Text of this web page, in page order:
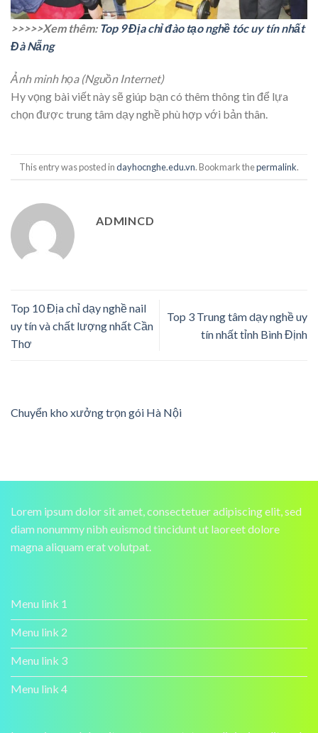
>>>>>Xem thêm: Top 9 Địa chỉ đào tạo nghề tóc uy tín nhất
Đà Nẵng
Ảnh minh họa (Nguồn Internet)
Hy vọng bài viết này sẽ giúp bạn có thêm thông tin để lựa
chọn được trung tâm dạy nghề phù hợp với bản thân.
This entry was posted indayhocnghe.edu.vn. Bookmark thepermalink.
ADMINCD
Top 10 Địa chỉ dạy nghề nail
uy tín và chất lượng nhất Cần
Thơ
Top 3 Trung tâm dạy nghề uy
tín nhất tỉnh Bình Định
Chuyển kho xưởng trọn gói Hà Nội
Lorem ipsum dolor sit amet, consectetuer adipiscing elit, sed
diam nonummy nibh euismod tincidunt ut laoreet dolore
magna aliquam erat volutpat.
Menu link 1
Menu link 2
Menu link 3
Menu link 4